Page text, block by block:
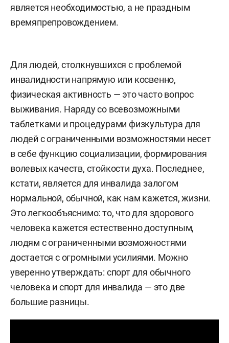
является необходимостью, а не праздным
времяпрепровождением.
Для людей, столкнувшихся с проблемой
инвалидности напрямую или косвенно,
физическая активность — это часто вопрос
выживания. Наряду со всевозможными
таблетками и процедурами физкультура для
людей с ограниченными возможностями несет
в себе функцию социализации, формирования
волевых качеств, стойкости духа. Последнее,
кстати, является для инвалида залогом
нормальной, обычной, как нам кажется, жизни.
Это легкообъяснимо: то, что для здорового
человека кажется естественно доступным,
людям с ограниченными возможностями
достается с огромными усилиями. Можно
уверенно утверждать: спорт для обычного
человека и спорт для инвалида — это две
большие разницы.